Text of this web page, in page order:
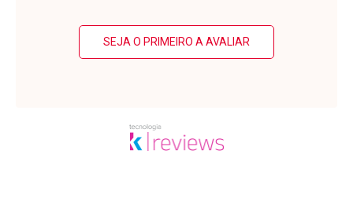
SEJA O PRIMEIRO A AVALIAR